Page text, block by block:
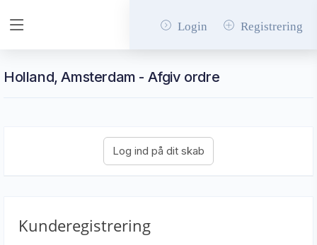
Login Registrering
Holland, Amsterdam - Afgiv ordre
Kunderegistrering